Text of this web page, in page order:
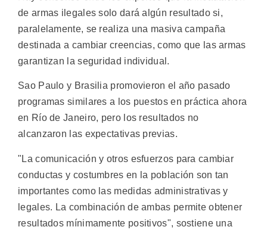
de armas ilegales solo dará algún resultado si,
paralelamente, se realiza una masiva campaña
destinada a cambiar creencias, como que las armas
garantizan la seguridad individual.
Sao Paulo y Brasilia promovieron el año pasado
programas similares a los puestos en práctica ahora
en Río de Janeiro, pero los resultados no
alcanzaron las expectativas previas.
"La comunicación y otros esfuerzos para cambiar
conductas y costumbres en la población son tan
importantes como las medidas administrativas y
legales. La combinación de ambas permite obtener
resultados mínimamente positivos", sostiene una